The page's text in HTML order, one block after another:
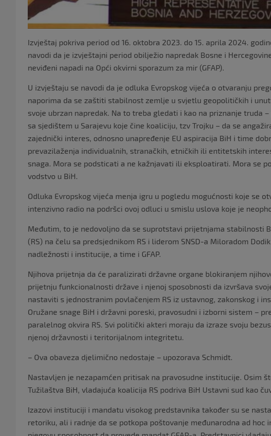
Izvještaj pokriva period od 16. oktobra 2023. do 15. aprila 2024.
navodi da je izvještajni period obilježio napredak Bosne i
neviđeni napadi na Opći okvirni sporazum za mir (GFAP).
U izvještaju se navodi da je odluka Evropskog vijeća o otvaranju
naporima da se zaštiti stabilnost zemlje u svjetlu geopolitičkih i
svoje ubrzan napredak. Na to treba gledati i kao na priznanje truda
sa sjedištem u Sarajevu koje čine koaliciju, tzv Trojku – da se
zajednički interes, odnosno unapređenje EU aspiracija BiH i time
prevazilaženja individualnih, stranačkih, etničkih ili entitetskih
snaga. Mora se podsticati a ne kažnjavati ili eksploatirati. Mora se
vodstvo u BiH.
Odluka Evropskog vijeća menja igru u pogledu mogućnosti koje se
intenzivno radio na podršci ovoj odluci u smislu uslova koje je
Međutim, to je nedovoljno da se suprotstavi prijetnjama stabilnosti
(RS) na čelu sa predsjednikom RS i liderom SNSD-a Miloradom
nadležnosti i institucije, a time i GFAP.
Njihova prijetnja da će paralizirati državne organe blokiranjem
prijetnju funkcionalnosti države i njenoj sposobnosti da izvršava
nastaviti s jednostranim povlačenjem RS iz ustavnog, zakonskog i
Oružane snage BiH i državni poreski, pravosudni i izborni sistem –
paralelnog okvira RS. Svi politički akteri moraju da izraze svoju
njenoj državnosti i teritorijalnom integritetu.
– Ova obaveza djelimično nedostaje – upozorava Schmidt.
Nastavljen je nezapamćen pritisak na pravosudne institucije. Osim
Tužilaštva BiH, vladajuća koalicija RS podriva BiH Ustavni sud kao
Izazovi instituciji i mandatu visokog predstavnika također su se
retoriku, ali i radnje da se potkopa poštovanje međunarodna ad hoc